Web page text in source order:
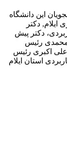
این دانشگاه
دکتر
دکتر پیش
محمدی رئیس
علی اکبری رئیس
استان ایلام